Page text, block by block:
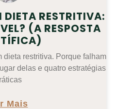
DIETA RESTRITIVA:
(A RESPOSTA
dieta restritiva. Porque falham
delas e quatro estratégias
Mais